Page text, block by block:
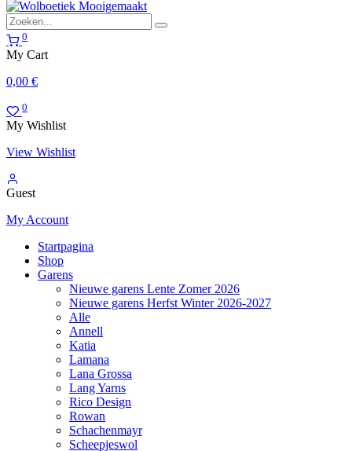
0
My Cart
0,00 €
0
My Wishlist
View Wishlist
Guest
My Account
Startpagina
Shop
Garens
Nieuwe garens Lente Zomer 2026
Nieuwe garens Herfst Winter 2026-2027
Alle
Annell
Katia
Lamana
Lana Grossa
Lang Yarns
Rico Design
Rowan
Schachenmayr
Scheepjeswol